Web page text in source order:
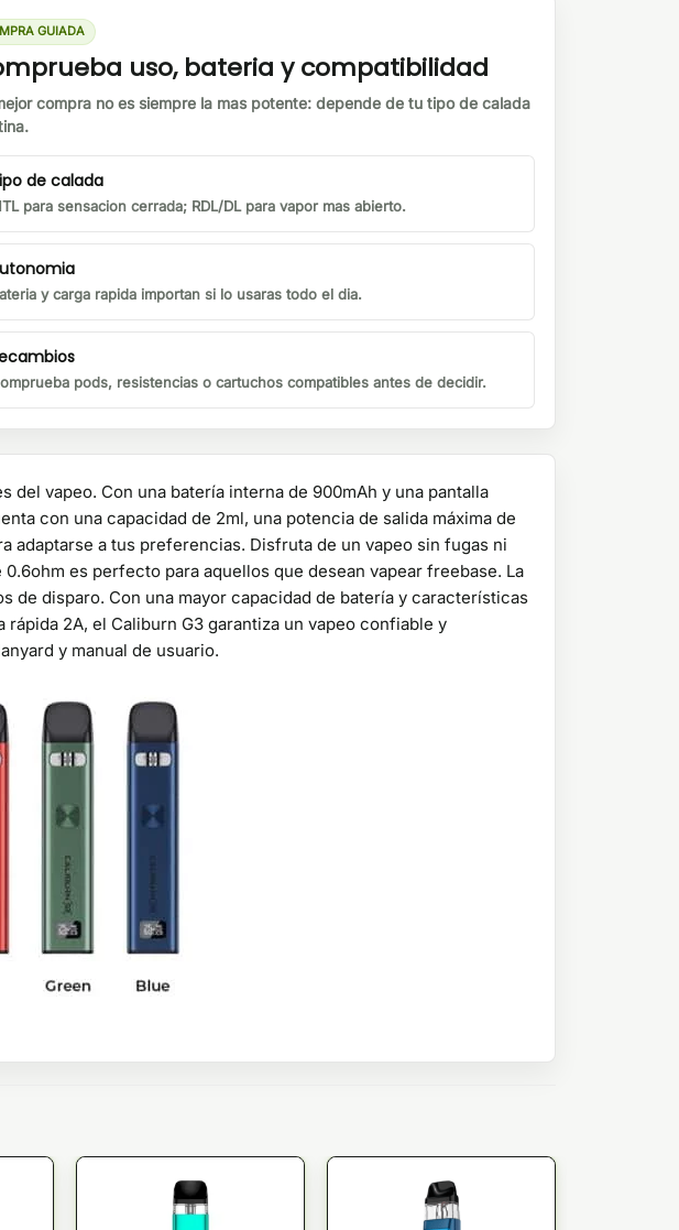
GUIADA
uso, bateria y compatibilidad
compra no es siempre la mas potente: depende de tu tipo de calada
de calada
para sensacion cerrada; RDL/DL para vapor mas abierto.
y carga rapida importan si lo usaras todo el dia.
pods, resistencias o cartuchos compatibles antes de decidir.
vapeo. Con una batería interna de 900mAh y una pantalla
con una capacidad de 2ml, una potencia de salida máxima de
a tus preferencias. Disfruta de un vapeo sin fugas ni
es perfecto para aquellos que desean vapear freebase. La
de disparo. Con una mayor capacidad de batería y características
2A, el Caliburn G3 garantiza un vapeo confiable y
y manual de usuario.